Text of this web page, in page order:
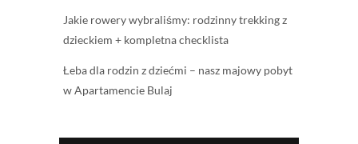
Jakie rowery wybraliśmy: rodzinny trekking z
dzieckiem + kompletna checklista
Łeba dla rodzin z dziećmi – nasz majowy pobyt
w Apartamencie Bulaj